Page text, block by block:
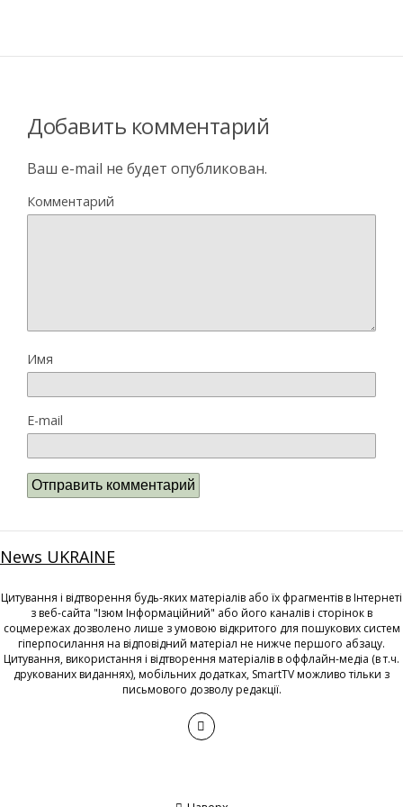
Добавить комментарий
Ваш e-mail не будет опубликован.
Комментарий
Имя
E-mail
News UKRAINE
Цитування і відтворення будь-яких матеріалів або їх фрагментів в Інтернеті
з веб-сайта "Ізюм Інформаційний" або його каналів і сторінок в
соцмережах дозволено лише з умовою відкритого для пошукових систем
гіперпосилання на відповідний матеріал не нижче першого абзацу.
Цитування, використання і відтворення матеріалів в оффлайн-медіа (в т.ч.
друкованих виданнях), мобільних додатках, SmartTV можливо тільки з
письмового дозволу редакції.